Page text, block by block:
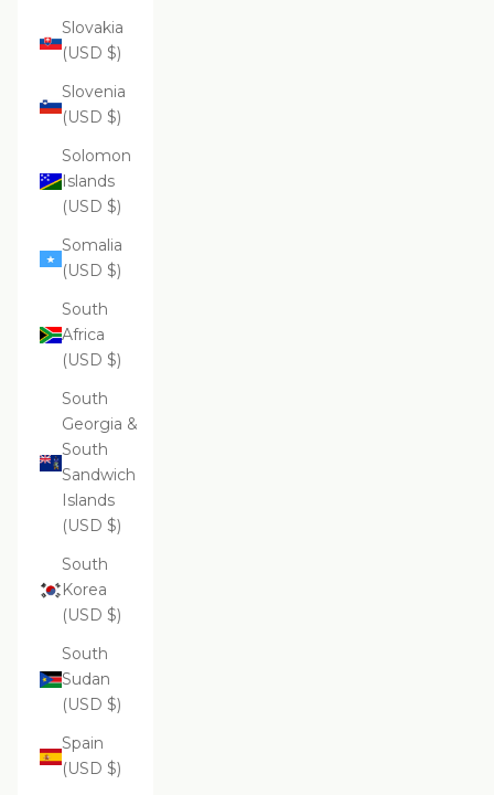
Slovakia
(USD $)
Slovenia
(USD $)
Solomon
Islands
(USD $)
Somalia
(USD $)
South
Africa
(USD $)
South
Georgia &
South
Sandwich
Islands
(USD $)
South
Korea
(USD $)
South
Sudan
(USD $)
Spain
(USD $)